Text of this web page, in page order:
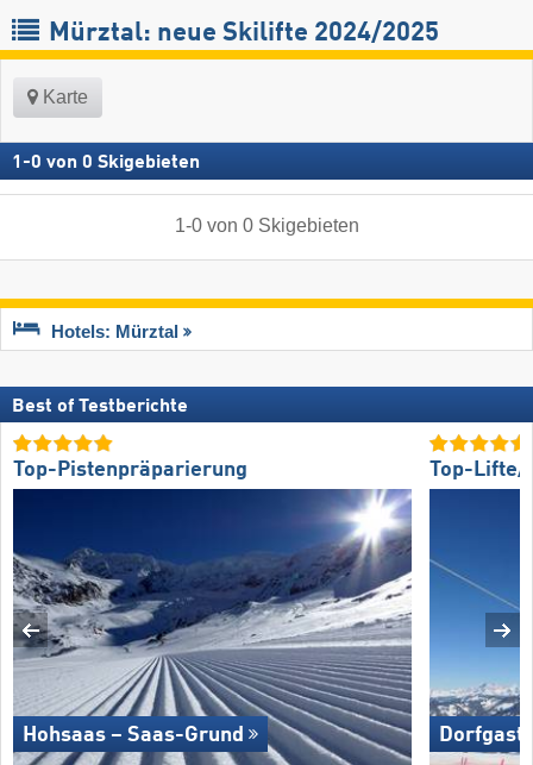
Mürztal: neue Skilifte 2024/2025
Karte
1 -0 von 0 Skigebieten
1-0von 0 Skigebieten
Hotels: Mürztal
Best of Testberichte
Top-Pistenpräparierung
Hohsaas – Saas-Grund
Top-Lifte/